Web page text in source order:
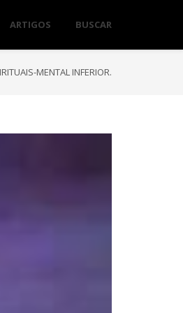
ARTIGOS BUSCAR
MENTAL INFERIOR.